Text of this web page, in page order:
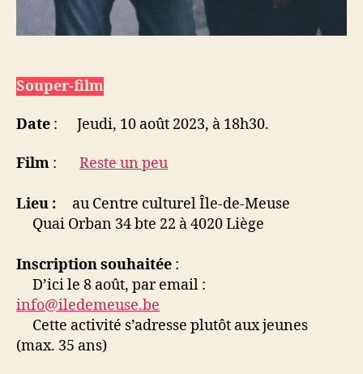
Souper-film
Date : Jeudi, 10 août 2023, à 18h30.
Film : Reste un peu
Lieu : au Centre culturel Île-de-Meuse
Quai Orban 34 bte 22 à 4020 Liège
Inscription souhaitée :
D’ici le 8 août, par email :
info@iledemeuse.be
Cette activité s’adresse plutôt aux jeunes
(max. 35 ans)